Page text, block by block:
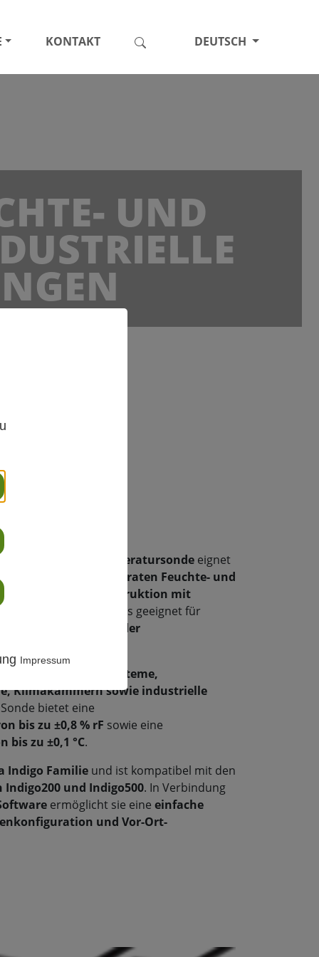
Impressum
KONTAKT DEUTSCH
UND
Feuchte- und Temperatursonde eignet
mit moderaten Feuchte- und
der
Sondenkonstruktion mit
ist sie besonders geeignet für
Wartung oder
industrielle HLK-Systeme,
Klimakammern sowie industrielle
bietet eine
bis zu ±0,8 % rF sowie eine
bis zu ±0,1 °C.
Indigo Familie und ist kompatibel mit den
Indigo200 und Indigo500. In Verbindung
ermöglicht sie eine einfache
und Vor-Ort-